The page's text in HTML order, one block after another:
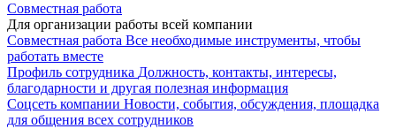
Совместная работа
Для организации работы всей компании
Совместная работа Все необходимые инструменты, чтобы
работать вместе
Профиль сотрудника Должность, контакты, интересы,
благодарности и другая полезная информация
Соцсеть компании Новости, события, обсуждения, площадка
для общения всех сотрудников